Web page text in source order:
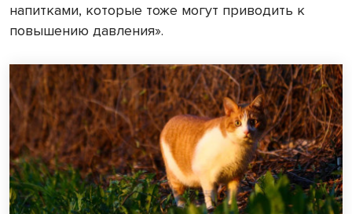
напитками, которые тоже могут приводить к
повышению давления».